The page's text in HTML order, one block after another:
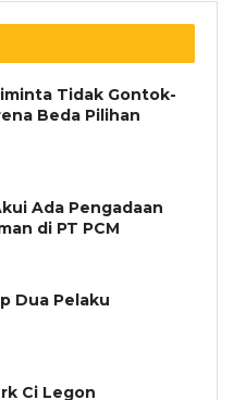
Tidak Gontok-
Beda Pilihan
Ada Pengadaan
di PT PCM
Dua Pelaku
Ci Legon